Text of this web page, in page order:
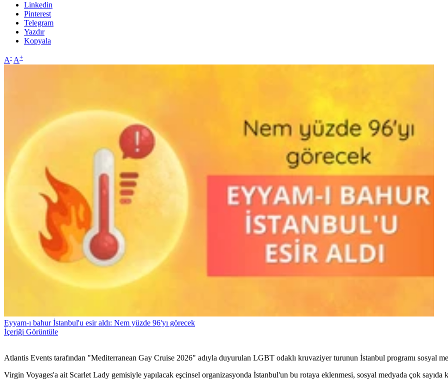
Linkedin
Pinterest
Telegram
Yazdır
Kopyala
A- A+
Eyyam-ı bahur İstanbul'u esir aldı: Nem yüzde 96'yı görecek
İçeriği Görüntüle
Atlantis Events tarafından "Mediterranean Gay Cruise 2026" adıyla duyurulan LGBT odaklı kruvaziyer turunun İstanbul programı sosyal
Virgin Voyages'a ait Scarlet Lady gemisiyle yapılacak eşcinsel organizasyonda İstanbul'un bu rotaya eklenmesi, sosyal medyada çok sayıda